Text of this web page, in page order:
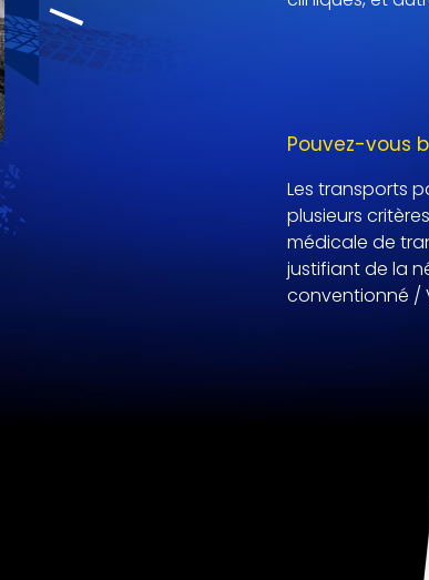
Pouvez-vous
Les transports
plusieurs
médicale de
justifiant de la
conventionné /